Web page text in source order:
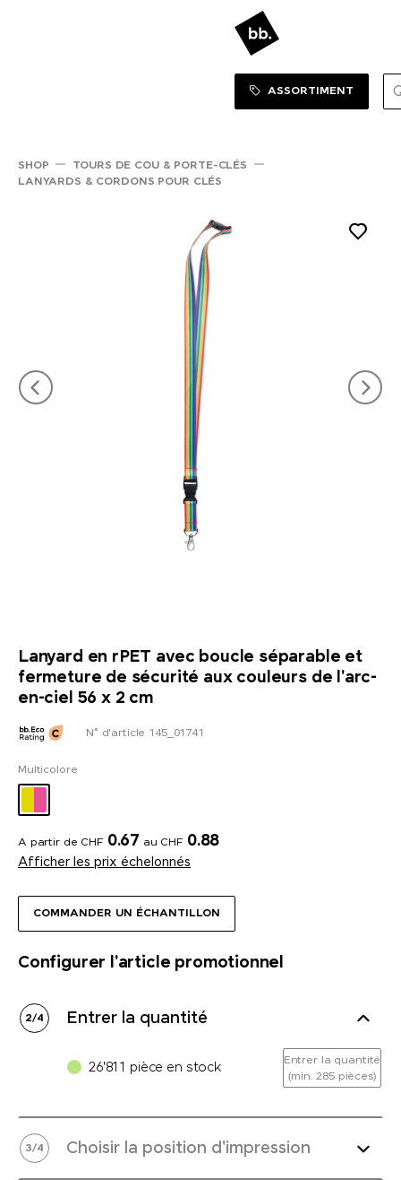
SHOP
ASSORTIMENT
SHOP
TOURS DE COU & PORTE-CLÉS
LANYARDS & CORDONS POUR CLÉS
Lanyard en rPET avec boucle séparable et
fermeture de sécurité aux couleurs de l'arc-
en-ciel 56 x 2 cm
COMMANDER UN ÉCHANTILLON
N° d'article 145_01741
Multicolore
A partir de CHF 0.67 au CHF 0.88
Afficher les prix échelonnés
Configurer l'article promotionnel
2/4 Entrer la quantité
26'811 pièce en stock
Entrer la quantité
(min. 285 pièces)
3/4 Choisir la position d'impression